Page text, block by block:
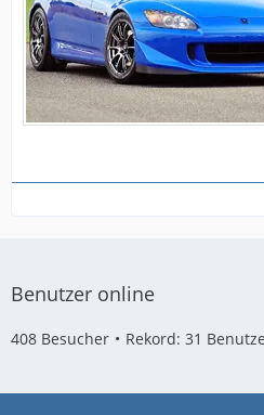
Benutzer online
408 Besucher Rekord: 31